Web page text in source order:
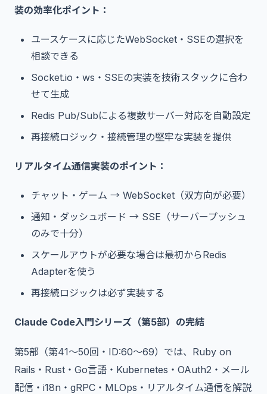
装の効率化ポイント：
ユースケースに応じたWebSocket・SSEの選択を
相談できる
Socket.io・ws・SSEの実装を技術スタックに合わ
せて生成
Redis Pub/Subによる複数サーバー対応を自動設定
再接続ロジック・接続管理の堅牢な実装を提供
リアルタイム通信実装のポイント：
チャット・ゲーム → WebSocket（双方向が必要）
通知・ダッシュボード → SSE（サーバープッシュ
のみで十分）
スケールアウトが必要な場合は最初からRedis
Adapterを使う
再接続ロジックは必ず実装する
Claude Code入門シリーズ（第5部）の完結
第5部（第41〜50回・ID:60〜69）では、Ruby on
Rails・Rust・Go言語・Kubernetes・OAuth2・メール
配信・i18n・gRPC・MLOps・リアルタイム通信を解説